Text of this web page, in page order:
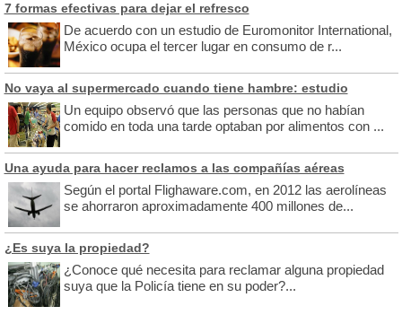
7 formas efectivas para dejar el refresco
De acuerdo con un estudio de Euromonitor International,
México ocupa el tercer lugar en consumo de r...
No vaya al supermercado cuando tiene hambre: estudio
Un equipo observó que las personas que no habían
comido en toda una tarde optaban por alimentos con ...
Una ayuda para hacer reclamos a las compañías aéreas
Según el portal Flighaware.com, en 2012 las aerolíneas
se ahorraron aproximadamente 400 millones de...
¿Es suya la propiedad?
¿Conoce qué necesita para reclamar alguna propiedad
suya que la Policía tiene en su poder?...